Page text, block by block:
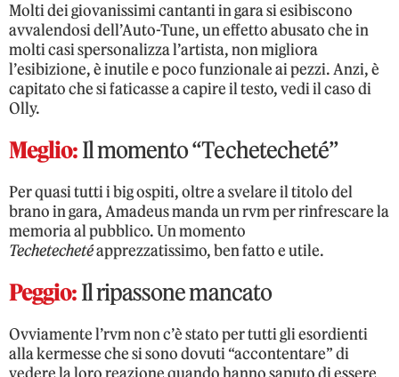
Molti dei giovanissimi cantanti in gara si esibiscono
avvalendosi dell’Auto-Tune, un effetto abusato che in
molti casi spersonalizza l’artista, non migliora
l’esibizione, è inutile e poco funzionale ai pezzi. Anzi, è
capitato che si faticasse a capire il testo, vedi il caso di
Olly.
Meglio:Il momento “Techetecheté”
Per quasi tutti i big ospiti, oltre a svelare il titolo del
brano in gara, Amadeus manda un rvm per rinfrescare la
memoria al pubblico. Un momento
Techetechetéapprezzatissimo, ben fatto e utile.
Peggio:Il ripassone mancato
Ovviamente l’rvm non c’è stato per tutti gli esordienti
alla kermesse che si sono dovuti “accontentare” di